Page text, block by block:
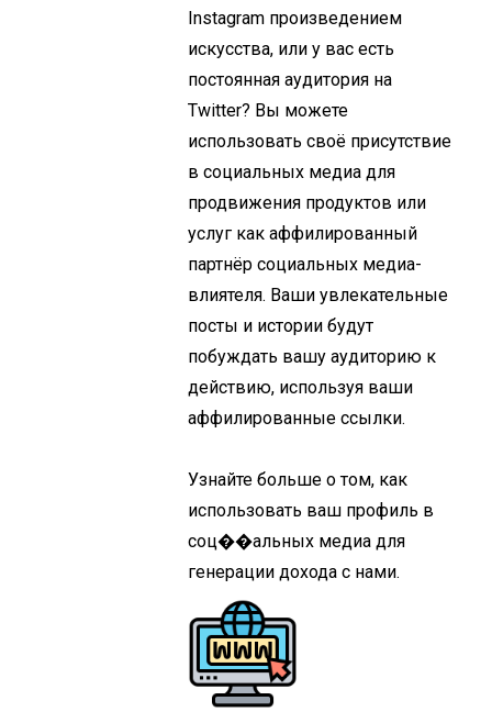
Instagram произведением
искусства, или у вас есть
постоянная аудитория на
Twitter? Вы можете
использовать своё присутствие
в социальных медиа для
продвижения продуктов или
услуг как аффилированный
партнёр социальных медиа-
влиятеля. Ваши увлекательные
посты и истории будут
побуждать вашу аудиторию к
действию, используя ваши
аффилированные ссылки.
Узнайте больше о том, как
использовать ваш профиль в
соц��альных медиа для
генерации дохода с нами.